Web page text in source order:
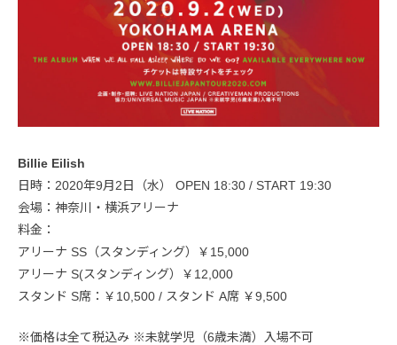
Billie Eilish
日時：2020年9月2日（水） OPEN 18:30 / START 19:30
会場：神奈川・横浜アリーナ
料金：
アリーナ SS（スタンディング）￥15,000
アリーナ S(スタンディング）￥12,000
スタンド S席：￥10,500 / スタンド A席 ￥9,500
※価格は全て税込み ※未就学児（6歳未満）入場不可